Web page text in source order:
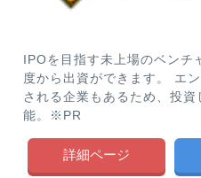
IPOを目指す未上場のベンチ
度から出資ができます。 エ
される企業もあるため、投
能。※PR
詳細ページ